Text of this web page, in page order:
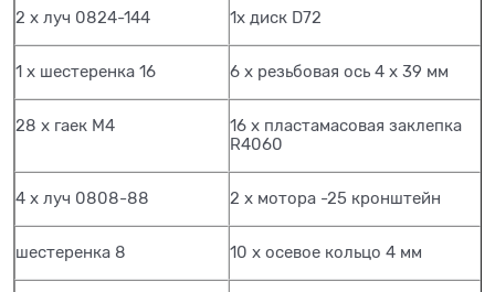
2 х луч 0824-144 1х диск D72
1 х шестеренка 16 6 х резьбовая ось 4 х 39 мм
28 х гаек М4
16 х пластамасовая заклепка
R4060
4 х луч 0808-88 2 х мотора -25 кронштейн
шестеренка 8 10 х осевое кольцо 4 мм